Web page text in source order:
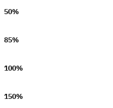
50%
85%
100%
150%